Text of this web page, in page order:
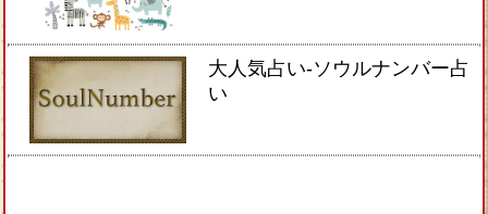
大人気占い-ソウルナンバー占
い